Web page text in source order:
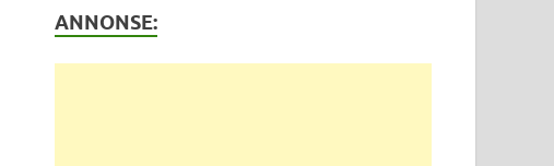
ANNONSE: